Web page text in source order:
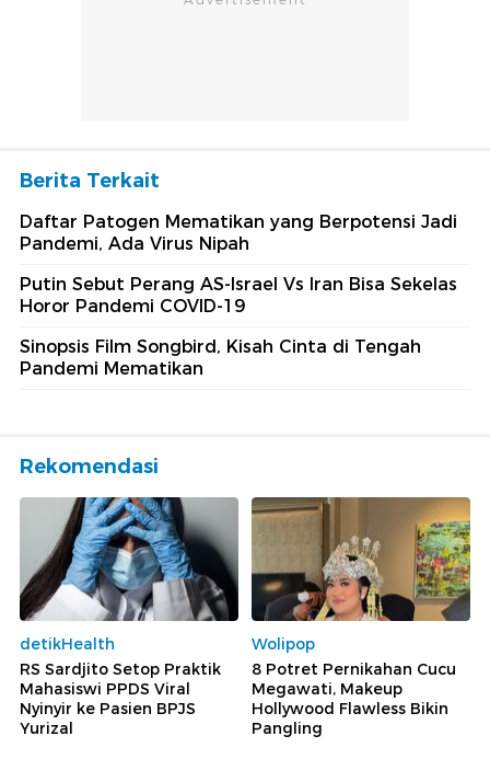
Berita Terkait
Daftar Patogen Mematikan yang Berpotensi Jadi
Pandemi, Ada Virus Nipah
Putin Sebut Perang AS-Israel Vs Iran Bisa Sekelas
Horor Pandemi COVID-19
Sinopsis Film Songbird, Kisah Cinta di Tengah
Pandemi Mematikan
Rekomendasi
detikHealth
RS Sardjito Setop Praktik
Mahasiswi PPDS Viral
Nyinyir ke Pasien BPJS
Yurizal
Wolipop
8 Potret Pernikahan Cucu
Megawati, Makeup
Hollywood Flawless Bikin
Pangling